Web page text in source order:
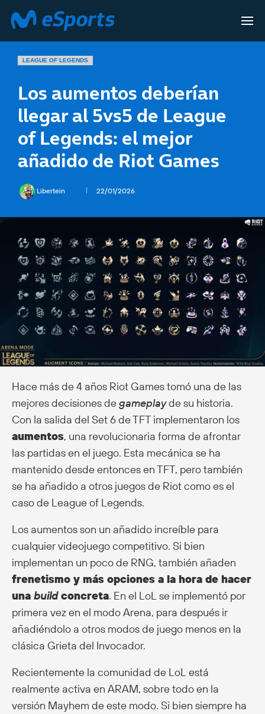
LEAGUE OF LEGENDS
Los aumentos deberían
llegar al 5vs5 de League
of Legends: el mejor
añadido de Riot Games
Libertein 22/01/2026
Hace más de 4 años Riot Games tomó una de las
mejores decisiones degameplayde su historia.
Con la salida del Set 6 de TFT implementaron los
aumentos, una revolucionaria forma de afrontar
las partidas en el juego. Esta mecánica se ha
mantenido desde entonces en TFT, pero también
se ha añadido a otros juegos de Riot como es el
caso de League of Legends.
Los aumentos son un añadido increíble para
cualquier videojuego competitivo. Si bien
implementan un poco de RNG, también añaden
frenetismo y más opciones a la hora de hacer
una buildconcreta. En el LoL se implementó por
primera vez en el modo Arena, para después ir
añadiéndolo a otros modos de juego menos en la
clásica Grieta del Invocador.
Recientemente la comunidad de LoL está
realmente activa en ARAM, sobre todo en la
versión Mayhem de este modo. Si bien siempre ha